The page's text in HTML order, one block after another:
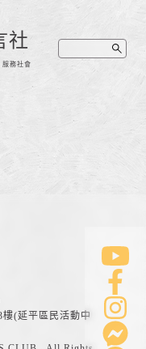
社
服務社會
(延平區民活動中